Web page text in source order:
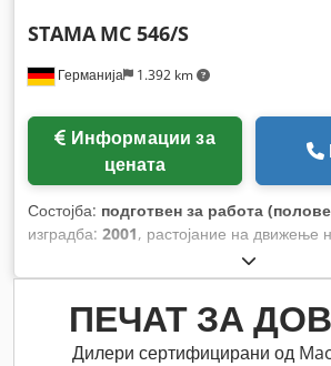
Германија 1.392 km
STAMA MC 546/S
цената
Состојба: подготвен за работа
изградба: 2001, растојание на движење
800 мм
Z-оска:750 мм, произведувач на
модел на контролер:840D , вкупна
ширина: 6.400 мм, вкупна тежина:
брзина на вретеното:6.000 обр/мин ,
ПЕЧАТ ЗА
Дилери сертифицирани од